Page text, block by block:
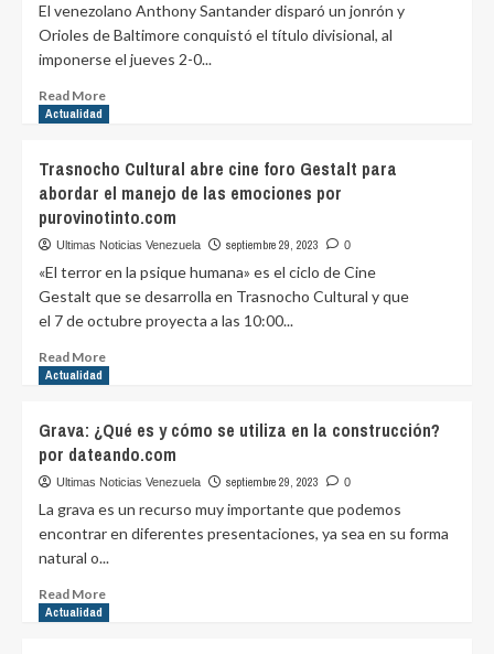
combatir
la
depresión
rebajar
la
por
purovinotinto.com
El venezolano Anthony Santander disparó un jonrón y
Orioles de Baltimore conquistó el título divisional, al
imponerse el jueves 2-0...
Read MoreRead
de
Baltimore
se
coronaron
de
la
División
de
la
Americana
por
Actualidad
Trasnocho Cultural abre cine foro Gestalt para
abordar el manejo de las emociones por
purovinotinto.com
Ultimas Noticias Venezuela septiembre 29, 2023 0
«El terror en la psique humana» es el ciclo de Cine
Gestalt que se desarrolla en Trasnocho Cultural y que
el 7 de octubre proyecta a las 10:00...
Read MoreRead
Cultural
abre
cine
para
abordar
manejo
de
Actualidad
Grava: ¿Qué es y cómo se utiliza en la construcción?
por dateando.com
Ultimas Noticias Venezuela septiembre 29, 2023 0
La grava es un recurso muy importante que podemos
encontrar en diferentes presentaciones, ya sea en su forma
natural o...
Read MoreRead
Actualidad